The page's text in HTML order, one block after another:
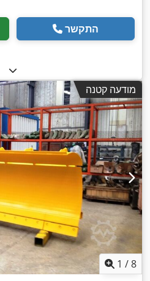
התקשר
מודעה קטנה
1 /8